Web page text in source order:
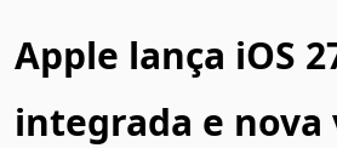
Apple lança iOS
integrada e nova